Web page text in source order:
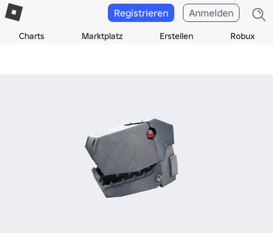
Charts Marktplatz Erstellen Robux
Registrieren Anmelden